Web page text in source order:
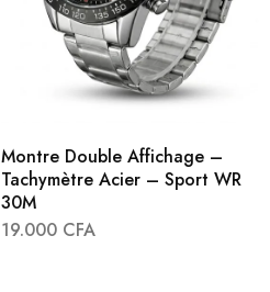
Montre Double Affichage –
Tachymètre Acier – Sport WR
30M
19.000 CFA